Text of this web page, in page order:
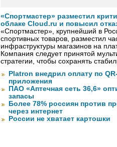
«Спортмастер» разместил
облаке Cloud.ru и повысил
«Спортмастер», крупнейший в
спортивных товаров, разместил
инфраструктуры магазинов на
Компания следует принятой
стратегии, чтобы сохранять
Platron внедрил оплату по
приложения
ПАО «Аптечная сеть 36,6»
запасы
Более 78% россиян против
через интернет
России не хватает картошки